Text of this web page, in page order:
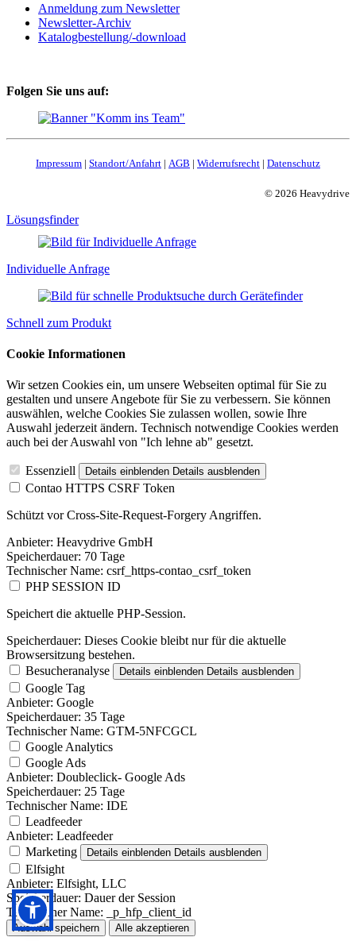
Anmeldung zum Newsletter
Newsletter-Archiv
Katalogbestellung/-download
Folgen Sie uns auf:
Impressum | Standort/Anfahrt | AGB | Widerrufsrecht | Datenschutz
© 2026 Heavydrive
Lösungsfinder
Individuelle Anfrage
Schnell zum Produkt
Cookie Informationen
Wir setzen Cookies ein, um unsere Webseiten optimal für Sie zu
gestalten und unsere Angebote für Sie zu verbessern. Sie können
auswählen, welche Cookies Sie zulassen wollen, sowie Ihre
Auswahl jederzeit ändern. Technisch notwendige Cookies werden
auch bei der Auswahl von "Ich lehne ab" gesetzt.
Essenziell Details einblenden Details ausblenden
Contao HTTPS CSRF Token
Schützt vor Cross-Site-Request-Forgery Angriffen.
Anbieter: Heavydrive GmbH
Speicherdauer: 70 Tage
Technischer Name: csrf_https-contao_csrf_token
PHP SESSION ID
Speichert die aktuelle PHP-Session.
Speicherdauer: Dieses Cookie bleibt nur für die aktuelle
Browsersitzung bestehen.
Besucheranalyse
Details einblenden Details ausblenden
Google Tag
Anbieter: Google
Speicherdauer: 35 Tage
Technischer Name: GTM-5NFCGCL
Google Analytics
Google Ads
Anbieter: Doubleclick- Google Ads
Speicherdauer: 25 Tage
Technischer Name: IDE
Leadfeeder
Anbieter: Leadfeeder
Marketing
Details einblenden Details ausblenden
Elfsight
Anbieter: Elfsight, LLC
Speicherdauer: Dauer der Session
Technischer Name: _p_hfp_client_id
Auswahl speichern Alle akzeptieren